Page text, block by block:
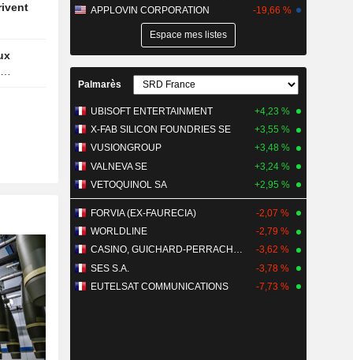
APPLOVIN CORPORATION
-19,66 %
Espace mes listes
Palmarès
UBISOFT ENTERTAINMENT
+4,23 %
X-FAB SILICON FOUNDRIES SE
+3,55 %
VUSIONGROUP
+3,48 %
VALNEVA SE
+3,24 %
VETOQUINOL SA
+2,95 %
FORVIA (EX-FAURECIA)
-2,07 %
WORLDLINE
-2,79 %
CASINO, GUICHARD-PERRACHON SA
-3,62 %
SES S.A.
-3,78 %
EUTELSAT COMMUNICATIONS
-7,73 %